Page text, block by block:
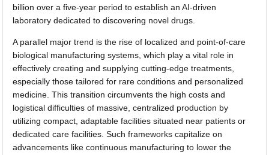
billion over a five-year period to establish an AI-driven
laboratory dedicated to discovering novel drugs.
A parallel major trend is the rise of localized and point-of-care
biological manufacturing systems, which play a vital role in
effectively creating and supplying cutting-edge treatments,
especially those tailored for rare conditions and personalized
medicine. This transition circumvents the high costs and
logistical difficulties of massive, centralized production by
utilizing compact, adaptable facilities situated near patients or
dedicated care facilities. Such frameworks capitalize on
advancements like continuous manufacturing to lower the